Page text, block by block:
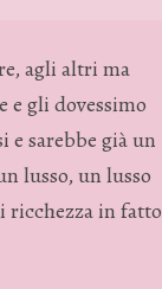
agli altri ma
e gli dovessimo
e sarebbe già un
lusso, un lusso
ricchezza in fatto